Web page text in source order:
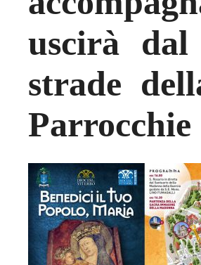
uscirà
strade
Parrocchie